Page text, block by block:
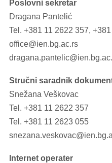
Poslovni sekretar
Dragana Pantelić
Tel. +381 11 2622 357,
office@ien.bg.ac.rs
Stručni saradnik
Snežana Veškovac
Tel. +381 11 2622 357
Tel. +381 11 2623 055
Internet operater